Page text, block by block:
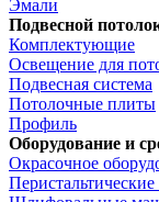
Эмали
Подвесной
Комплектующие
Освещение для
Подвесная система
Потолочные плиты
Профиль
Оборудование и
Окрасочное